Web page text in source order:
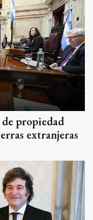
de propiedad
extranjeras